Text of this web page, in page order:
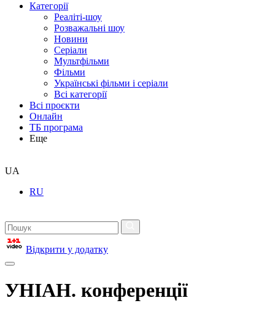
Категорії
Реаліті-шоу
Розважальні шоу
Новини
Серіали
Мультфільми
Фільми
Українські фільми і серіали
Всі категорії
Всі проєкти
Онлайн
ТБ програма
Еще
UA
RU
Відкрити у додатку
УНІАН. конференції